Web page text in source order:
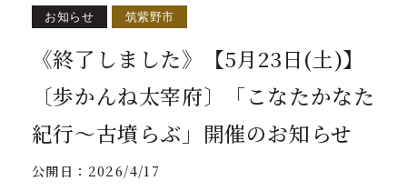
お知らせ 筑紫野市
《終了しました》【5月23日(土)】
〔歩かんね太宰府〕「こなたかなた
紀行～古墳らぶ」開催のお知らせ
公開日： 2026/4/17